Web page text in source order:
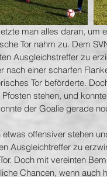
man alles daran, um
Tor nahm zu. Dem
Ausgleichstreffer zu
nach einer scharfen
Tor beförderte.
stehen, und
der Goalie gerade
offensiver stehen
Ausgleichtreffer zu
Doch mit vereinten
Chancen, wenn auch